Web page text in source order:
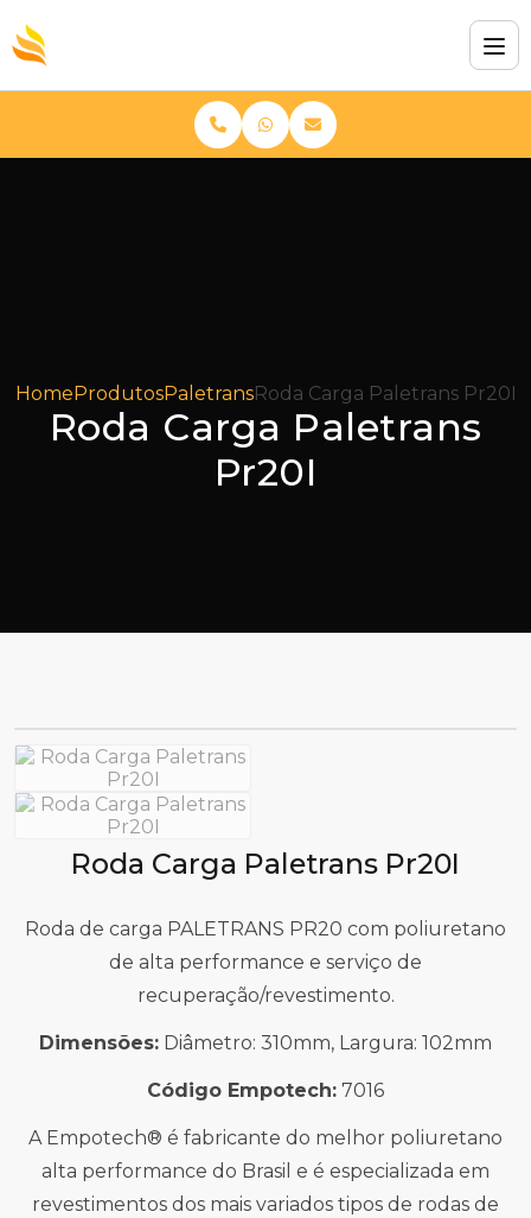
HomeProdutosPaletransRoda Carga Paletrans Pr20I
Roda Carga Paletrans
Pr20I
Roda Carga Paletrans Pr20I
Roda de carga PALETRANS PR20 com poliuretano
de alta performance e serviço de
recuperação/revestimento.
Dimensões: Diâmetro: 310mm, Largura: 102mm
Código Empotech: 7016
A Empotech® é fabricante do melhor poliuretano
alta performance do Brasil e é especializada em
revestimentos dos mais variados tipos de rodas de